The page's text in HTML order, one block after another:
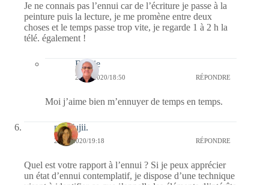
Je ne connais pas l’ennui car de l’écriture je passe à la
peinture puis la lecture, je me promène entre deux
choses et le temps passe trop vite, je regarde 1 à 2 h la
télé. également !
Bernie
29/01/2020/18:50 RÉPONDRE
Moi j’aime bien m’ennuyer de temps en temps.
missfujii.
27/01/2020/19:18 RÉPONDRE
Quel est votre rapport à l’ennui ? Si je peux apprécier
un état d’ennui contemplatif, je dispose d’une technique